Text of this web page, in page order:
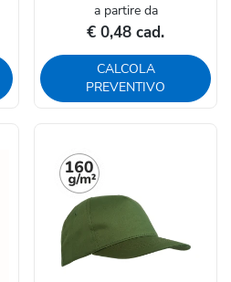
a partire da
€ 0,48 cad.
CALCOLA
PREVENTIVO